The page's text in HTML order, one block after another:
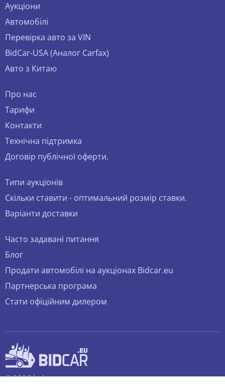
Аукціони
Автомобілі
Перевірка авто за VIN
BidCar-USA (Аналог Carfax)
Авто з Китаю
Про нас
Тарифи
Контакти
Технічна підтримка
Договір публічної оферти.
Типи аукціонів
Скільки ставити - оптимальний розмір ставки.
Варіанти доставки
Часто задавані питання
Блог
Продати автомобілі на аукціонах Bidcar.eu
Партнерська програма
Стати офіційним дилером
© 2026 bidcar.eu